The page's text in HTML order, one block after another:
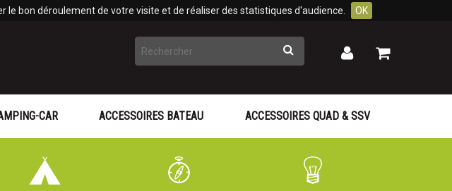
bon déroulement de votre visite et de réaliser des statistiques d'audience. OK
Rechercher Mon
Mon
CAR ACCESSOIRES BATEAU ACCESSOIRES QUAD & SSV